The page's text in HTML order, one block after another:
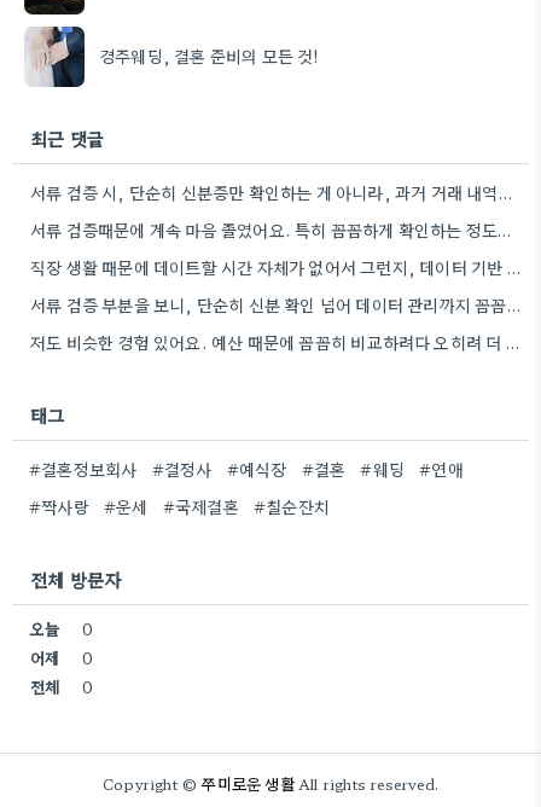
경주웨딩, 결혼 준비의 모든 것!
최근 댓글
서류 검증 시, 단순히 신분증만 확인하는 게 아니라, 과거 거래 내역까지 꼼꼼히 확인하는 게 중요할…
서류 검증때문에 계속 마음 졸였어요. 특히 꼼꼼하게 확인하는 정도가 업체마다 진짜 다른 것 같아요.
직장 생활 때문에 데이트할 시간 자체가 없어서 그런지, 데이터 기반 매칭 방식이 굉장히 현실적으로 느껴졌어요.
서류 검증 부분을 보니, 단순히 신분 확인 넘어 데이터 관리까지 꼼꼼하게 하는 점이 인상적이네요. 특히,…
저도 비슷한 경험 있어요. 예산 때문에 꼼꼼히 비교하려다 오히려 더 고민만 했거든요.
태그
#결혼정보회사 #결정사 #예식장 #결혼 #웨딩
#연애
#짝사랑
#운세 #국제결혼 #칠순잔치
전체 방문자
오늘
0
어제
0
전체
0
Copyright ©쭈미로운 생활All rights reserved.